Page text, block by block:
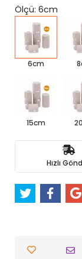
Ölçü: 6cm
6cm
15cm
Hızlı